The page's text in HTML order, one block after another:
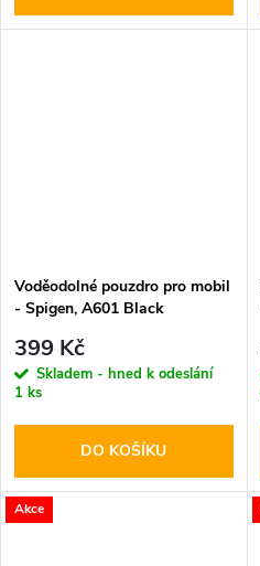
Voděodolné pouzdro pro mobil
- Spigen, A601 Black
399 Kč
Skladem - hned k odeslání
1 ks
DO KOŠÍKU
Akce